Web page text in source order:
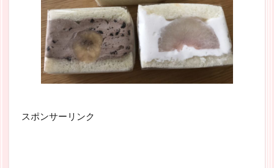
スポンサーリンク